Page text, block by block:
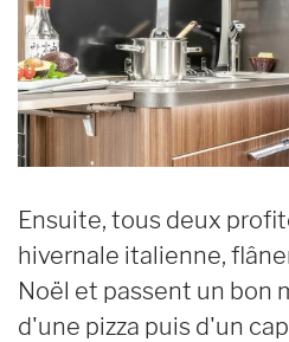
Ensuite, tous deux
hivernale italienne,
Noël et passent un bon
d'une pizza puis d'un